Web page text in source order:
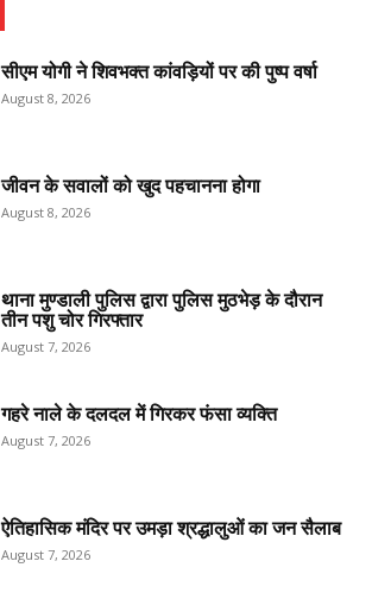
सीएम योगी ने शिवभक्त कांवड़ियों पर की पुष्प वर्षा
August 8, 2026
जीवन के सवालों को खुद पहचानना होगा
August 8, 2026
थाना मुण्डाली पुलिस द्वारा पुलिस मुठभेड़ के दौरान
तीन पशु चोर गिरफ्तार
August 7, 2026
गहरे नाले के दलदल में गिरकर फंसा व्यक्ति
August 7, 2026
ऐतिहासिक मंदिर पर उमड़ा श्रद्धालुओं का जन सैलाब
August 7, 2026